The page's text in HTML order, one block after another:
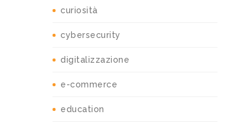
curiosità
cybersecurity
digitalizzazione
e-commerce
education